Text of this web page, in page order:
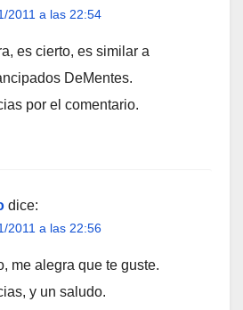
2011 a las 22:54
es cierto, es similar a
DeMentes.
por el comentario.
dice:
2011 a las 22:56
me alegra que te guste.
y un saludo.